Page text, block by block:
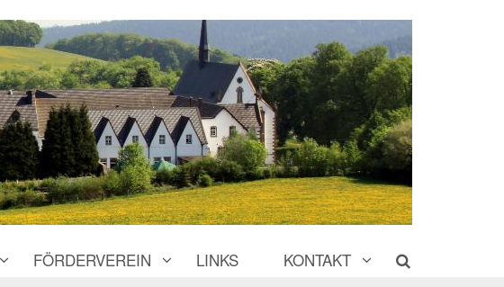
FÖRDERVEREIN LINKS KONTAKT